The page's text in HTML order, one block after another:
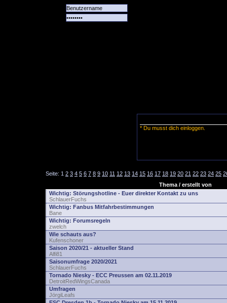
* Du musst dich einloggen.
Seite: 1 2 3 4 5 6 7 8 9 10 11 12 13 14 15 16 17 18 19 20 21 22 23 24 25
Thema / erstellt von
Wichtig: Störungshotline - Euer direkter Kontakt zu uns
SchlauerFuchs
Wichtig: Fanbus Mitfahrbestimmungen
Bane
Wichtig: Forumsregeln
zwelch
Wie schauts aus?
Kufenschoner
Saison 2020/21 - aktueller Stand
Alfi81
Saisonumfrage 2020/2021
SchlauerFuchs
Tornado Niesky - ECC Preussen am 02.11.2019
DetroitRedWingsCanada
Umfragen
JörgiLeafs